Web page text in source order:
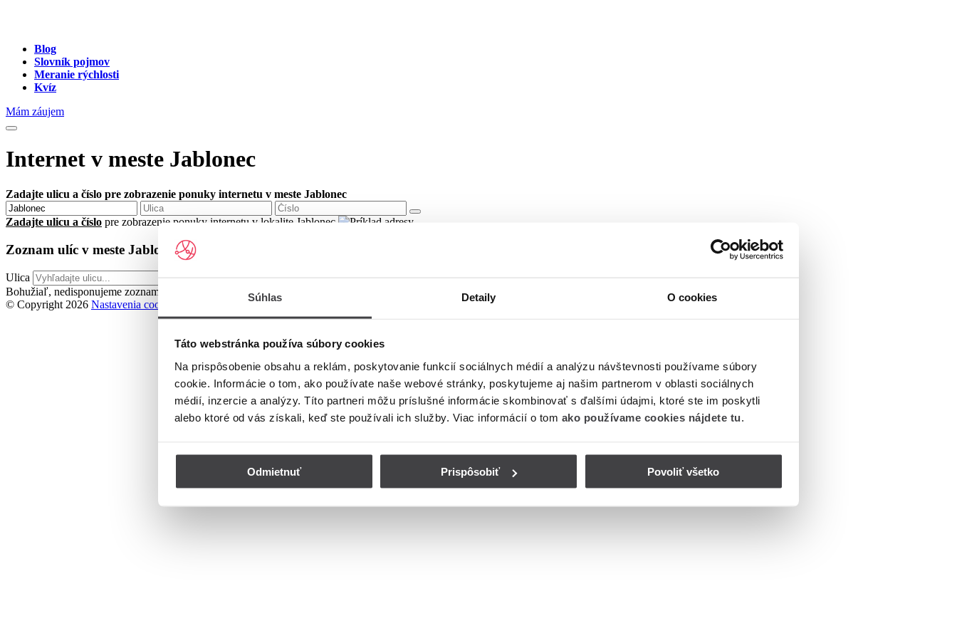
Súhlas Detaily O cookies
Táto webstránka používa súbory cookies
Na prispôsobenie obsahu a reklám, poskytovanie funkcií sociálnych médií a analýzu návštevnosti používame súbory
cookie. Informácie o tom, ako používate naše webové stránky, poskytujeme aj našim partnerom v oblasti sociálnych
médií, inzercie a analýzy. Títo partneri môžu príslušné informácie skombinovať s ďalšími údajmi, ktoré ste im poskytli
alebo ktoré od vás získali, keď ste používali ich služby. Viac informácií o tom ako používame cookies nájdete tu.
Odmietnuť Prispôsobiť Povoliť všetko
Blog
Slovník pojmov
Meranie rýchlosti
Kvíz
Mám záujem
Internet v meste Jablonec
Zadajte ulicu a číslo pre zobrazenie ponuky internetu v meste Jablonec
Zadajte ulicu a číslo pre zobrazenie ponuky internetu v lokalite Jablonec
Zoznam ulíc v meste Jablonec
Ulica
Bohužiaľ, nedisponujeme zoznamom dostupných ulíc v danom meste
© Copyright 2026 Nastavenia cookies